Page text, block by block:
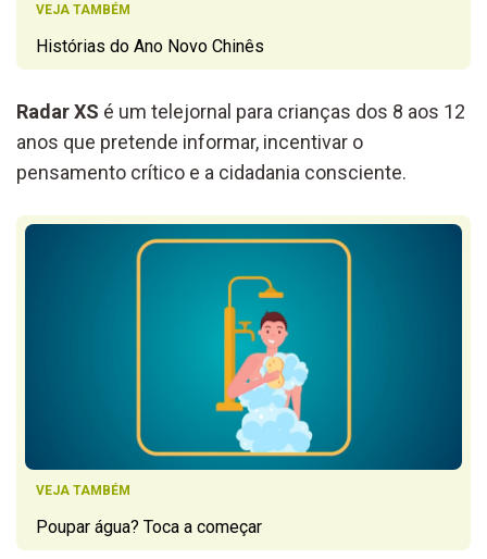
VEJA TAMBÉM
Histórias do Ano Novo Chinês
Radar XS é um telejornal para crianças dos 8 aos 12
anos que pretende informar, incentivar o
pensamento crítico e a cidadania consciente.
VEJA TAMBÉM
Poupar água? Toca a começar